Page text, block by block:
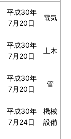
平成30年
7月20日
電気
平成30年
7月20日
土木
平成30年
7月20日
管
平成30年
7月24日
機械
設備